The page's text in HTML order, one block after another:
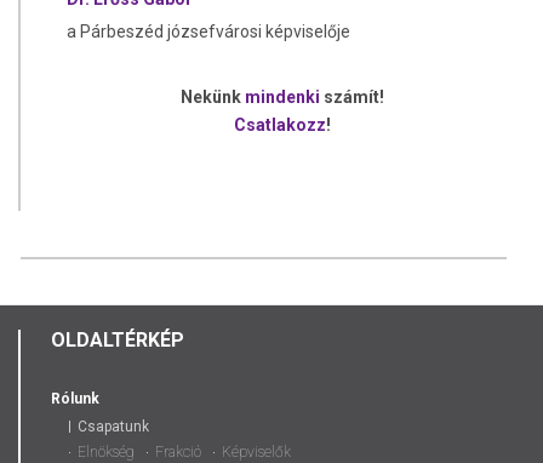
a Párbeszéd józsefvárosi képviselője
Nekünk mindenki számít!
Csatlakozz!
OLDALTÉRKÉP
Rólunk
Csapatunk
Elnökség
Frakció
Képviselők